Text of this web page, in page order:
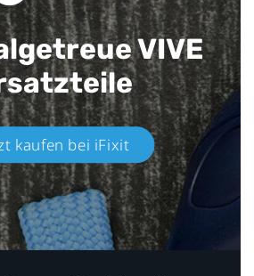
VIVE
kaufen bei iFixit​